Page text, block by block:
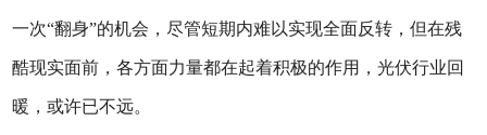
一次“翻身”的机会，尽管短期内难以实现全面反转，但在残
酷现实面前，各方面力量都在起着积极的作用，光伏行业回
暖，或许已不远。